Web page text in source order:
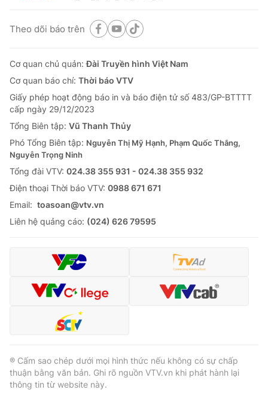
Nhân vật
Giải sao mai
Sao
Đời sống
Làm đẹp
Chất lượng cuộc sống
Giáo dục
Tuyển sinh
Học trực tuyến
Công nghệ
Hitech Công nghệ tương lai
Sản phẩm
Thị trường
Tư vấn
Giao lưu trực tuyến
Lịch phát sóng
Chuyên mục khác
Infographic
Shorts video
VTV Sức khoẻ Bất động sản
Theo dõi báo trên
Cơ quan chủ quản:Đài Truyền hình Việt Nam
Cơ quan báo chí: Thời báo VTV
Giấy phép hoạt động báo in và báo điện tử số 483/GP-BTTTT
cấp ngày 29/12/2023
Tổng Biên tập: Vũ Thanh Thủy
Phó Tổng Biên tập: Nguyễn Thị Mỹ Hạnh, Phạm Quốc Thắng,
Nguyễn Trọng Ninh
Tổng đài VTV: 024.38 355 931 - 024.38 355 932
Ðiện thoại Thời báo VTV: 0988 671 671
Email: toasoan@vtv.vn
Liên hệ quảng cáo: (024) 626 79595
® Cấm sao chép dưới mọi hình thức nếu không có sự chấp
thuận bằng văn bản. Ghi rõ nguồn VTV.vn khi phát hành lại
thông tin từ website này.